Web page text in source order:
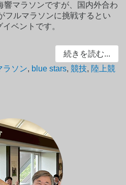
響マラソンですが、国内外合わ
フルマラソンに挑戦するとい
ベントです。
続きを読む...
ラソン, blue stars,競技, 陸上競